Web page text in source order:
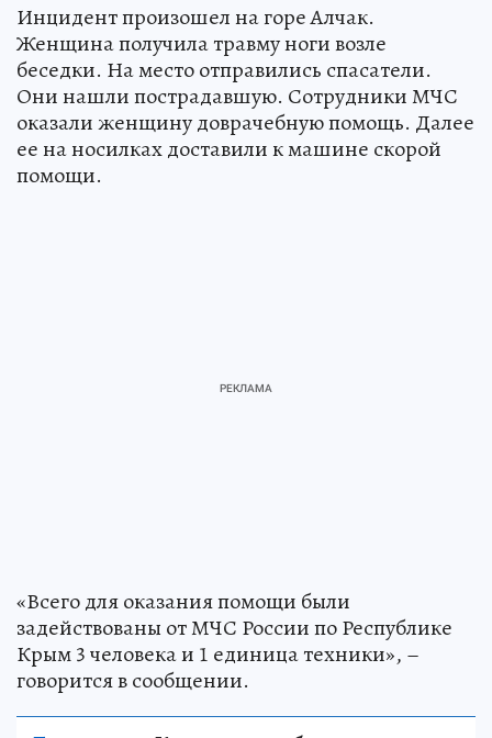
Инцидент произошел на горе Алчак.
Женщина получила травму ноги возле
беседки. На место отправились спасатели.
Они нашли пострадавшую. Сотрудники МЧС
оказали женщину доврачебную помощь. Далее
ее на носилках доставили к машине скорой
помощи.
«Всего для оказания помощи были
задействованы от МЧС России по Республике
Крым 3 человека и 1 единица техники», –
говорится в сообщении.